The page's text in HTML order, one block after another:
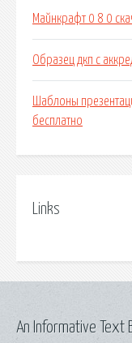
Майнкрафт 0 8 0
Образец дкп с
Шаблоны
бесплатно
Links
An Informative Text